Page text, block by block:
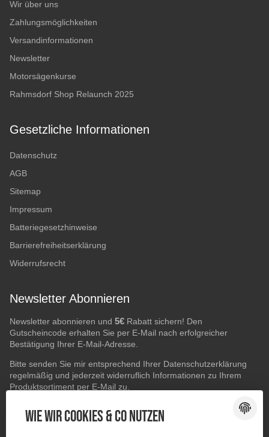
Wir über uns
Zahlungsmöglichkeiten
Versandinformationen
Newsletter
Motorsägenkurse
Rahmsdorf Shop Relaunch 2025
Gesetzliche Informationen
Datenschutz
AGB
Sitemap
Impressum
Batteriegesetzhinweise
Barrierefreiheitserklärung
Widerrufsrecht
Newsletter Abonnieren
Newsletter abonnieren und 5€ Rabatt sichern! Den
Gutscheincode erhalten Sie per E-Mail nach erfolgreicher
Bestätigung Ihrer E-Mail-Adresse.
Bitte senden Sie mir entsprechend Ihrer Datenschutzerklärung
regelmäßig und jederzeit widerruflich Informationen zu Ihrem
Produktsortiment per E-Mail zu.
ABONNIEREN
Wie wir Cookies & Co nutzen